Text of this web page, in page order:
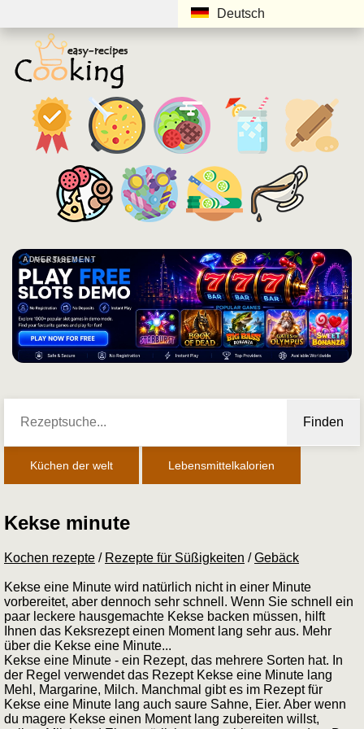
Deutsch
ADVERTISEMENT
Finden
Küchen der welt Lebensmittelkalorien
Kekse minute
Kochen rezepte / Rezepte für Süßigkeiten /Gebäck
Kekse eine Minute wird natürlich nicht in einer Minute
vorbereitet, aber dennoch sehr schnell. Wenn Sie schnell ein
paar leckere hausgemachte Kekse backen müssen, hilft
Ihnen das Keksrezept einen Moment lang sehr aus. Mehr
über die Kekse eine Minute...
Kekse eine Minute - ein Rezept, das mehrere Sorten hat. In
der Regel verwendet das Rezept Kekse eine Minute lang
Mehl, Margarine, Milch. Manchmal gibt es im Rezept für
Kekse eine Minute lang auch saure Sahne, Eier. Aber wenn
du magere Kekse einen Moment lang zubereiten willst,